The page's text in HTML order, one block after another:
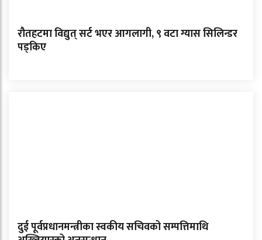
रौतहटमा विद्युत् सर्ट भएर आगलागी, ९ वटा ग्यास सिलिन्डर
पड्किए
दुई पूर्वप्रधानमन्त्रीका स्वकीय सचिवको सम्पत्तिमाथि